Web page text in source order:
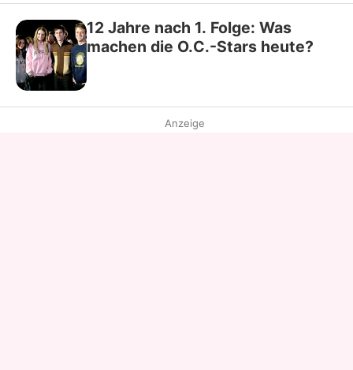
12 Jahre nach 1. Folge: Was
machen die O.C.-Stars heute?
Anzeige